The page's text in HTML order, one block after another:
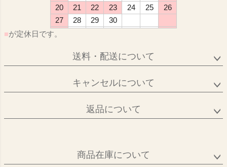
20
21 22 23 24 25
26
27
28 29
30
■が定休日です。
送料・配送について
キャンセルについて
返品について
商品在庫について